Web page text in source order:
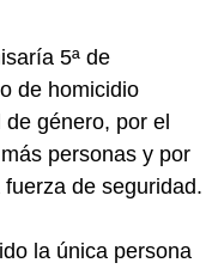
5ª de
de homicidio
género, por el
personas y por
de seguridad.
la única persona